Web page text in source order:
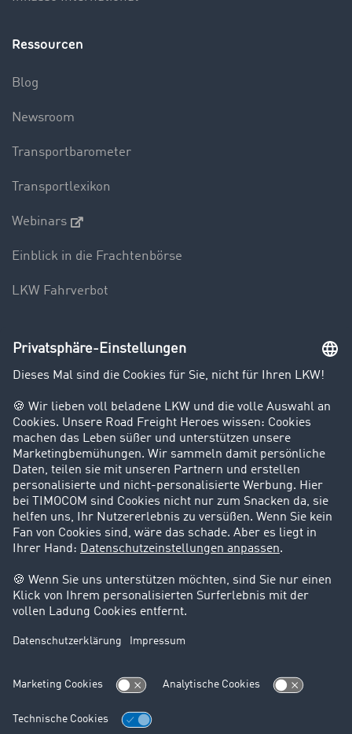
Ressourcen
Blog
Newsroom
Transportbarometer
Transportlexikon
Webinars
Einblick in die Frachtenbörse
LKW Fahrverbot
Unternehmen
Kunden werben Kunden
Success Stories
Karriere
Support
Kontakt
Rechtliches
Impressum
AGB